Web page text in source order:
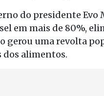
do presidente Evo
em mais de 80%,
gerou uma revolta
dos alimentos.